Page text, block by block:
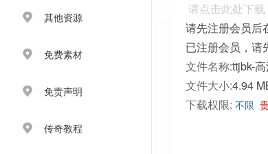
其他资源
免费素材
免责声明
传奇教程
请点击此处下载
请先注册会员后
已注册会员，请
文件名称:ttjbk-
文件大小:4.94
下载权限: 不限